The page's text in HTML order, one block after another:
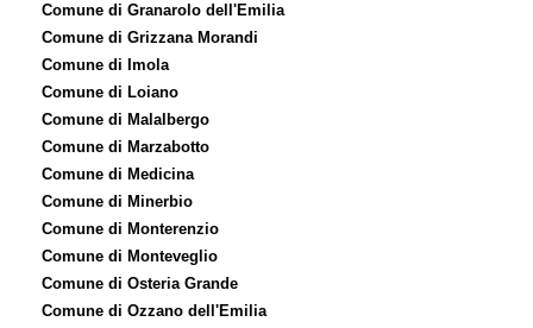
Comune di Granarolo dell'Emilia
Comune di Grizzana Morandi
Comune di Imola
Comune di Loiano
Comune di Malalbergo
Comune di Marzabotto
Comune di Medicina
Comune di Minerbio
Comune di Monterenzio
Comune di Monteveglio
Comune di Osteria Grande
Comune di Ozzano dell'Emilia